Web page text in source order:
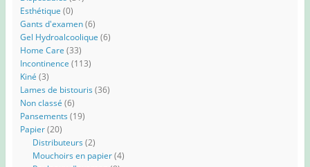
Esthétique (0)
Gants d'examen (6)
Gel Hydroalcoolique (6)
Home Care (33)
Incontinence (113)
Kiné (3)
Lames de bistouris (36)
Non classé (6)
Pansements (19)
Papier (20)
Distributeurs (2)
Mouchoirs en papier (4)